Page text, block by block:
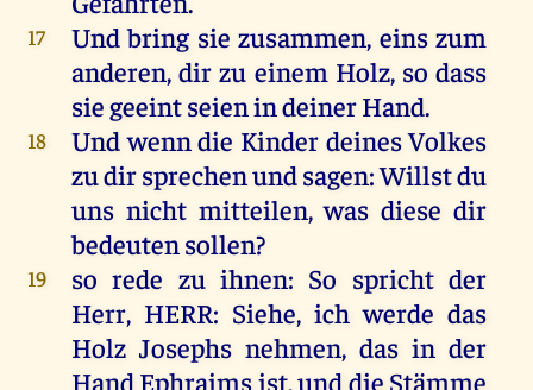
17 Undbring sie zusammen, eins zum
anderen,dir zu einem Holz, so dass
siegeeintseienindeinerHand.
18 Undwenndie Kinder deinesVolkes
zudirsprechenundsagen:Willstdu
uns nicht mitteilen,was diese dir
bedeutensollen?
19 so rede zu ihnen: So spricht der
Herr, HERR: Siehe,ich werde das
Holz Josephs nehmen,das in der
HandEphraimsist,unddie Stämme